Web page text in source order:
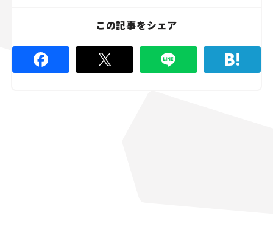
この記事をシェア